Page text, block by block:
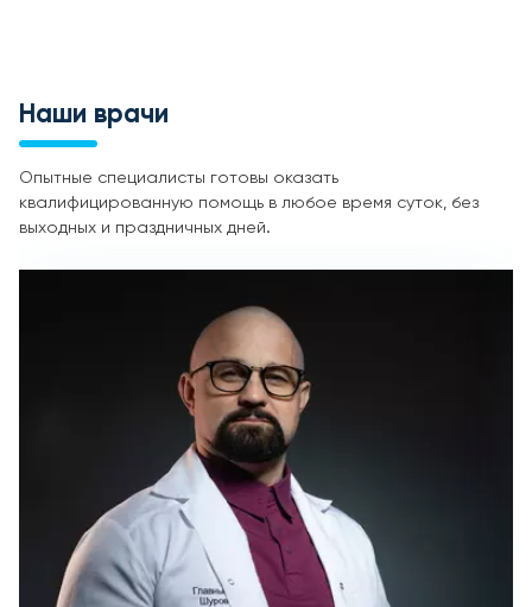
Наши врачи
Опытные специалисты готовы оказать
квалифицированную помощь в любое время суток, без
выходных и праздничных дней.